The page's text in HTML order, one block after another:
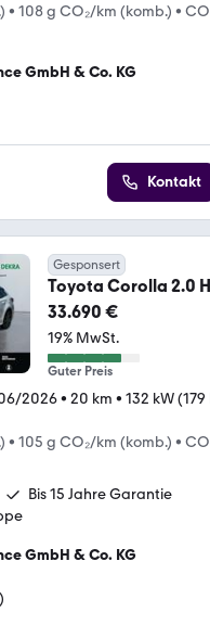
• 108 g CO₂/km (komb.) •
GmbH & Co. KG
Kontakt
Gesponsert
Toyota Corolla 2.0
Sport *Bi-
33.690 €
19% MwSt.
Guter Preis
2026• 20 km • 132 kW (179
• 105 g CO₂/km (komb.) •
Bis 15 Jahre Garantie
GmbH & Co. KG
)